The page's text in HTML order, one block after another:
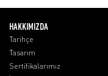
HAKKIMIZDA
Tarihçe
Tasarım
Sertifikalarımız